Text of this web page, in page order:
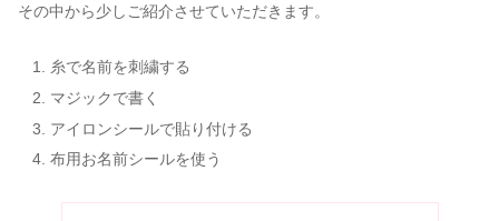
その中から少しご紹介させていただきます。
糸で名前を刺繍する
マジックで書く
アイロンシールで貼り付ける
布用お名前シールを使う